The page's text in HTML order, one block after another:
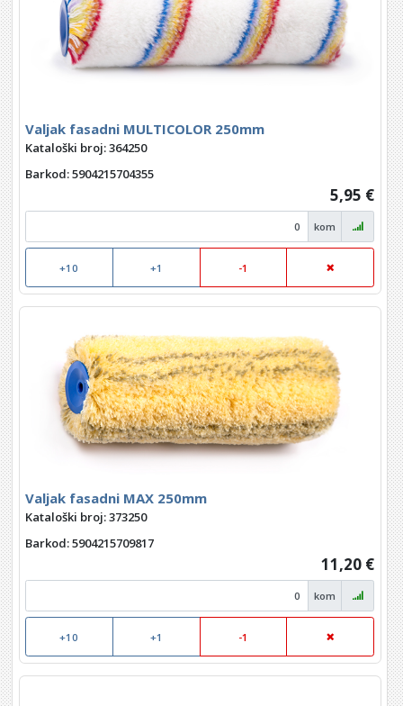
Valjak fasadni MULTICOLOR 250mm
Kataloški broj: 364250
Barkod: 5904215704355
5,95 €
kom
+10 +1 -1
Valjak fasadni MAX 250mm
Kataloški broj: 373250
Barkod: 5904215709817
11,20 €
kom
+10 +1 -1